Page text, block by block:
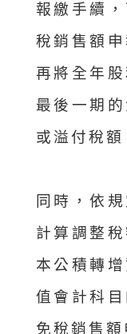
報繳手續
稅銷售額
再將全年
最後一期
或溢付稅額
同時，依
計算調整
本公積轉
值會計科
免稅銷售額